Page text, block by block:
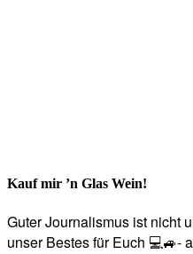
Kauf mir ’n Glas Wein!
Guter Journalismus ist nicht
unser Bestes für Euch 💻🚙-